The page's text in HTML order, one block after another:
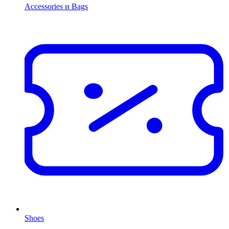
Accessories и Bags
Shoes